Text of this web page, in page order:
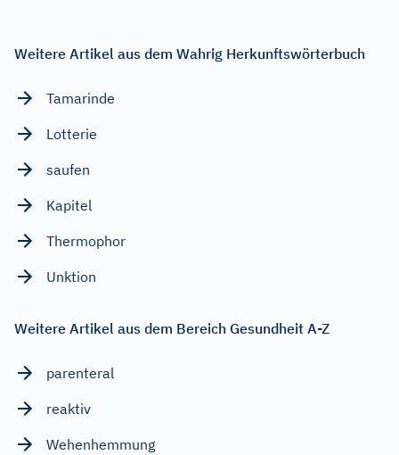
Weitere Artikel aus dem Wahrig Herkunftswörterbuch
Tamarinde
Lotterie
saufen
Kapitel
Thermophor
Unktion
Weitere Artikel aus dem Bereich Gesundheit A-Z
parenteral
reaktiv
Wehenhemmung